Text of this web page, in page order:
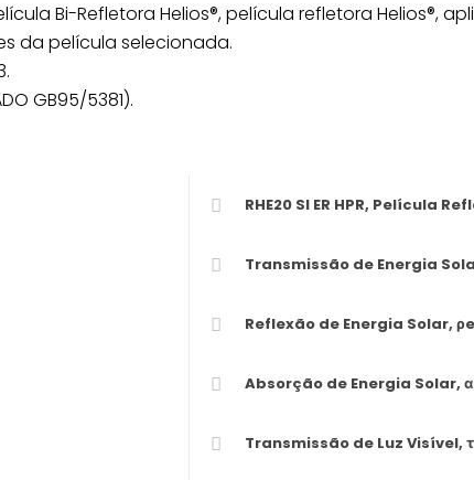
Bi-Refletora Helios®, película refletora Helios®,
da película selecionada.
GB95/5381).
RHE20 SI ER HPR, Película
Transmissão de Energia
Reflexão de Energia Solar, ρe
Absorção de Energia Solar,
Transmissão de Luz Visível,